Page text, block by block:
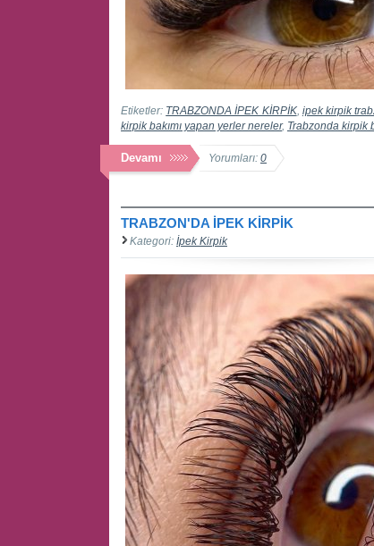
Etiketler: TRABZONDA İPEK KİRPİK, ipek kirpik
kirpik bakımı yapan yerler nereler, Trabzonda kirpik
Devamı Yorumları: 0
TRABZON'DA İPEK KİRPİK
Kategori: İpek Kirpik